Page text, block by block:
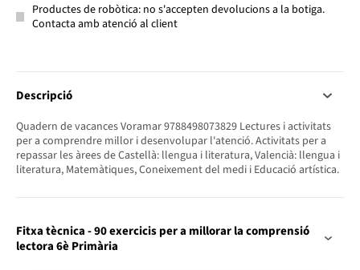
Productes de robòtica: no s'accepten devolucions a la botiga.
Contacta amb atenció al client
Descripció
Quadern de vacances Voramar 9788498073829 Lectures i activitats
per a comprendre millor i desenvolupar l'atenció. Activitats per a
repassar les àrees de Castellà: llengua i literatura, Valencià: llengua i
literatura, Matemàtiques, Coneixement del medi i Educació artística.
Fitxa tècnica - 90 exercicis per a millorar la comprensió
lectora 6è Primària